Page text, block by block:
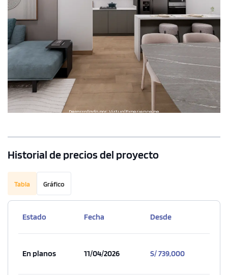
COTIZAR AHORA
1 unidad disponible
Desde
S/ 1,894,000
253.04 m²
Historial de precios del proyecto
Tabla Gráfico
Estado Fecha Desde
En planos 11/04/2026 S/ 739,000